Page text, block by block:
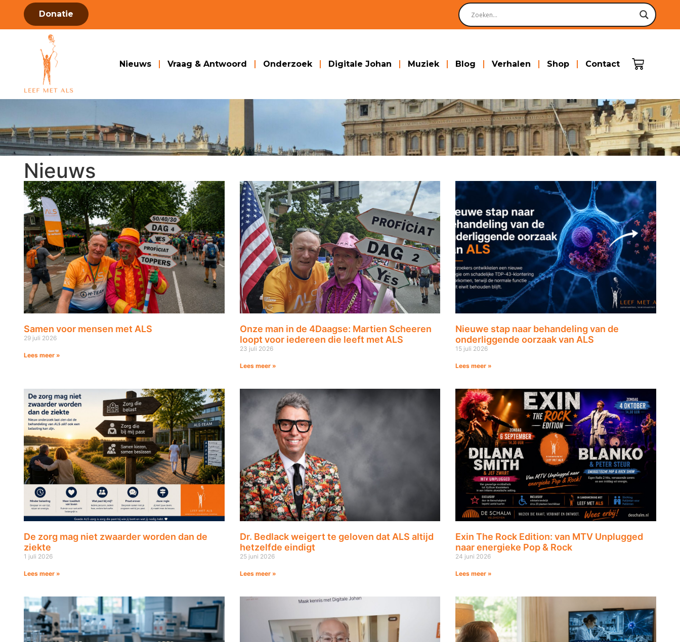
Donatie
Nieuws Vraag & Antwoord Onderzoek Digitale Johan Muziek Blog Verhalen Shop Contact
Nieuws
Samen voor mensen met ALS
29 juli 2026
Lees meer »
Onze man in de 4Daagse: Martien Scheeren
loopt voor iedereen die leeft met ALS
23 juli 2026
Lees meer »
Nieuwe stap naar behandeling van de
onderliggende oorzaak van ALS
15 juli 2026
Lees meer »
De zorg mag niet zwaarder worden dan de
ziekte
1 juli 2026
Lees meer »
Dr. Bedlack weigert te geloven dat ALS altijd
hetzelfde eindigt
25 juni 2026
Lees meer »
Exin The Rock Edition: van MTV Unplugged
naar energieke Pop & Rock
24 juni 2026
Lees meer »